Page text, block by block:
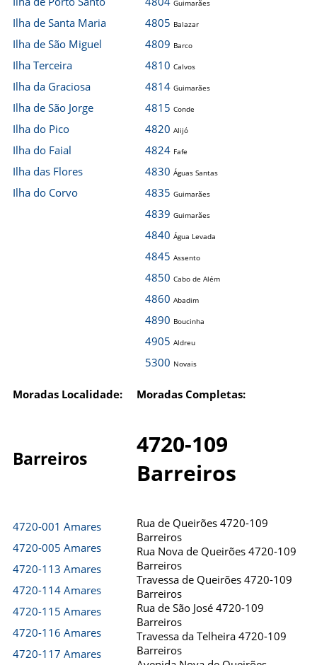
Ilha de Santa Maria
Ilha de São Miguel
Ilha Terceira
Ilha da Graciosa
Ilha de São Jorge
Ilha do Pico
Ilha do Faial
Ilha das Flores
Ilha do Corvo
Guimarães
4805 Balazar
4809 Barco
4810 Calvos
4814 Guimarães
4815 Conde
4820 Alijó
4824 Fafe
4830 Águas Santas
4835 Guimarães
4839 Guimarães
4840 Água Levada
4845 Assento
4850 Cabo de Além
4860 Abadim
4890 Boucinha
4905 Aldreu
5300 Novais
Moradas Localidade: Moradas Completas:
Barreiros
4720-109
Barreiros
4720-001 Amares
4720-005 Amares
4720-113 Amares
4720-114 Amares
4720-115 Amares
4720-116 Amares
4720-117 Amares
Rua de Queirões 4720-109
Barreiros
Rua Nova de Queirões 4720-109
Barreiros
Travessa de Queirões 4720-109
Barreiros
Rua de São José 4720-109
Barreiros
Travessa da Telheira 4720-109
Barreiros